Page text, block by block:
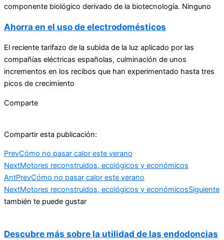
componente biológico derivado de la biotecnología. Ninguno
Ahorra en el uso de electrodomésticos
El reciente tarifazo de la subida de la luz aplicado por las
compañías eléctricas españolas, culminación de unos
incrementos en los recibos que han experimentado hasta tres
picos de crecimiento
Comparte
Compartir esta publicación:
PrevCómo no pasar calor este verano
NextMotores reconstruidos, ecológicos y económicos
AntPrevCómo no pasar calor este verano
NextMotores reconstruidos, ecológicos y económicosSiguiente
también te puede gustar
Descubre más sobre la utilidad de las endodoncias